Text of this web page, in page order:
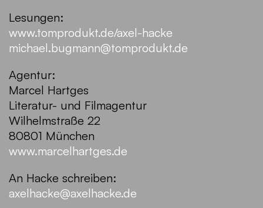
Lesungen:
www.tomprodukt.de/axel-hacke
michael.bugmann@tomprodukt.de
Agentur:
Marcel Hartges
Literatur- und Filmagentur
Wilhelmstraße 22
80801 München
www.marcelhartges.de
An Hacke schreiben:
axelhacke@axelhacke.de